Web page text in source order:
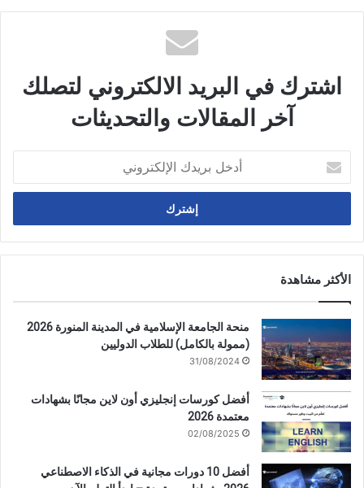
اشترك في البريد الالكتروني لتصلك
آخر المقالات والتحديثات
بريدك
الإلكتروني
الأكثر مشاهدة
منحة الجامعة الإسلامية في المدينة المنورة 2026
(ممولة بالكامل) للطلاب الدوليين
31/08/2024
أفضل كورسات إنجليزي أون لاين مجانًا بشهادات
معتمدة 2026
02/08/2025
أفضل 10 دورات مجانية في الذكاء الاصطناعي